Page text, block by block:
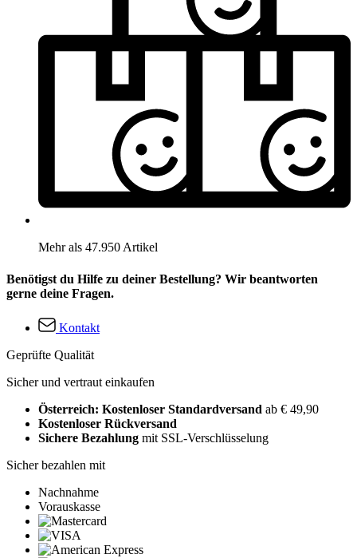
Mehr als 47.950 Artikel
Benötigst du Hilfe zu deiner Bestellung? Wir beantworten
gerne deine Fragen.
Kontakt
Geprüfte Qualität
Sicher und vertraut einkaufen
Österreich: Kostenloser Standardversand ab € 49,90
Kostenloser Rückversand
Sichere Bezahlung mit SSL-Verschlüsselung
Sicher bezahlen mit
Nachnahme
Vorauskasse